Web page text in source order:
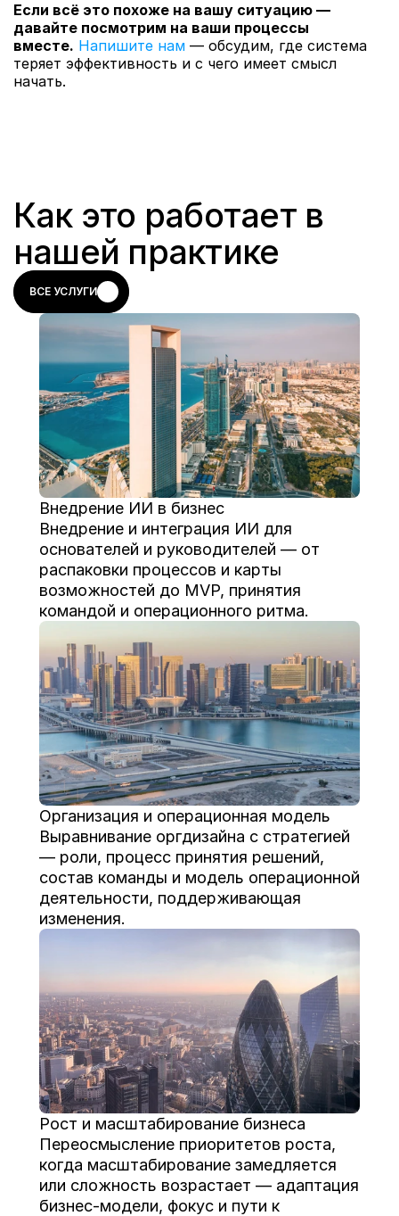
Если всё это похоже на вашу ситуацию —
давайте посмотрим на ваши процессы
вместе. Напишите нам — обсудим, где система
теряет эффективность и с чего имеет смысл
начать.
Как это работает в
нашей практике
ВСЕ УСЛУГИ
Внедрение ИИ в бизнес
Внедрение и интеграция ИИ для
основателей и руководителей — от
распаковки процессов и карты
возможностей до MVP, принятия
командой и операционного ритма.
Организация и операционная модель
Выравнивание оргдизайна с стратегией
— роли, процесс принятия решений,
состав команды и модель операционной
деятельности, поддерживающая
Рост и масштабирование бизнеса
Переосмысление приоритетов роста,
когда масштабирование замедляется
или сложность возрастает — адаптация
бизнес-модели, фокус и пути к